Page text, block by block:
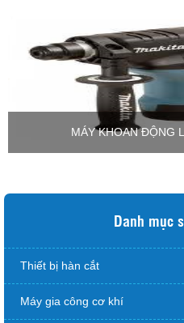
MÁY KHOAN ĐỘNG
Danh mục
Thiết bị hàn cắt
Máy gia công cơ khí